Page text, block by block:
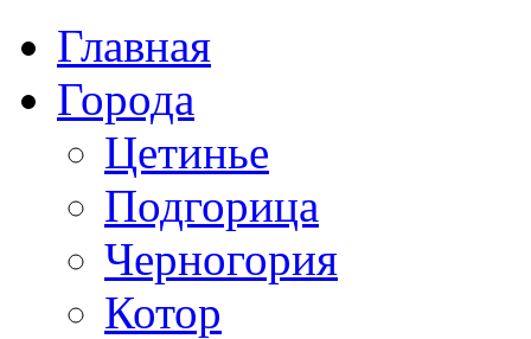
Главная
Города
Цетинье
Подгорица
Черногория
Котор